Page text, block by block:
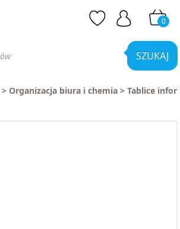
0
SZUKAJ
> Organizacja biura i chemia > Tablice